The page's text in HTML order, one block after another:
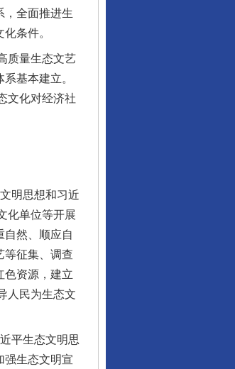
，全面推进生
条件。
质量生态文艺
基本建立。
文化对经济社
明思想和习近
化单位等开展
自然、顺应自
等征集、调查
色资源，建立
人民为生态文
平生态文明思
强生态文明宣